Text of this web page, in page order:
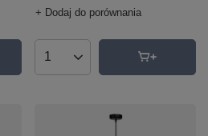
+ Dodaj do porównania
Ilość produktów